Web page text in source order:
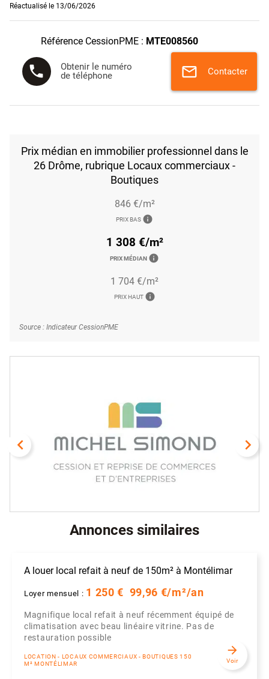
Réactualisé le 13/06/2026
Référence CessionPME : MTE008560
phone
Obtenir le numéro
de téléphone
mail Contacter
Prix médian en immobilier professionnel dans le
26 Drôme, rubrique Locaux commerciaux -
Boutiques
846 €/m²
PRIX BAS info
1 308 €/m²
PRIX MÉDIAN info
1 704 €/m²
PRIX HAUT info
Source : Indicateur CessionPME
navigate_before navigate_next
Annonces similaires
A louer local refait à neuf de 150m² à Montélimar
Loyer mensuel : 1 250 € 99,96 €/m²/an
Magnifique local refait à neuf récemment équipé de
climatisation avec beau linéaire vitrine. Pas de
restauration possible
LOCATION - LOCAUX COMMERCIAUX - BOUTIQUES 150
M² MONTÉLIMAR
arrow_forward
Voir